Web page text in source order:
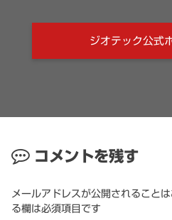
ジオテック公式
コメントを残す
メールアドレスが公開されることは
る欄は必須項目です